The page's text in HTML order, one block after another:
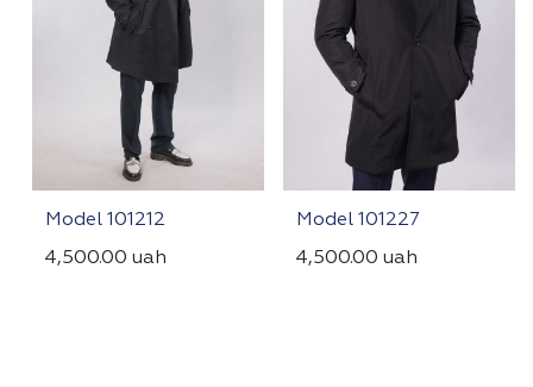
Model 101212
4,500.00 uah
Model 101227
4,500.00uah